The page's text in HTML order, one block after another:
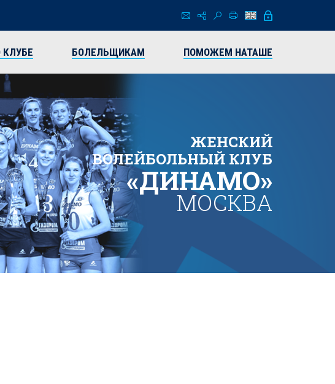
КЛУБЕ БОЛЕЛЬЩИКАМ ПОМОЖЕМ НАТАШЕ
ЖЕНСКИЙ
ВОЛЕЙБОЛЬНЫЙ КЛУБ
«ДИНАМО»
МОСКВА